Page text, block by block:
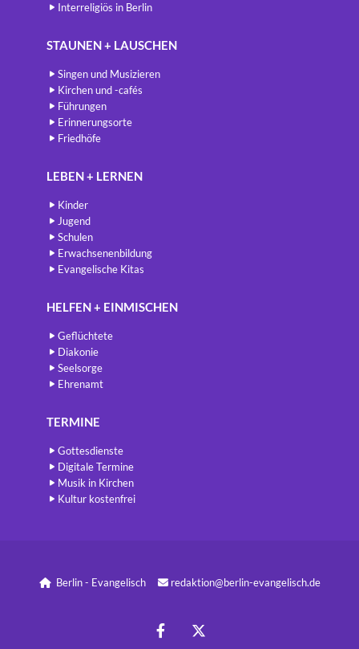
Interreligiös in Berlin
STAUNEN + LAUSCHEN
Singen und Musizieren
Kirchen und -cafés
Führungen
Erinnerungsorte
Friedhöfe
LEBEN + LERNEN
Kinder
Jugend
Schulen
Erwachsenenbildung
Evangelische Kitas
HELFEN + EINMISCHEN
Geflüchtete
Diakonie
Seelsorge
Ehrenamt
TERMINE
Gottesdienste
Digitale Termine
Musik in Kirchen
Kultur kostenfrei
Berlin - Evangelisch  redaktion@berlin-evangelisch.de